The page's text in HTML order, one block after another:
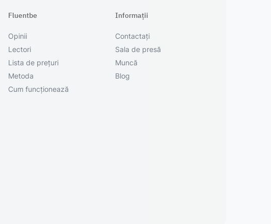
Fluentbe
Opinii
Lectori
Lista de prețuri
Metoda
Cum funcționează
Informații
Contactați
Sala de presă
Muncă
Blog